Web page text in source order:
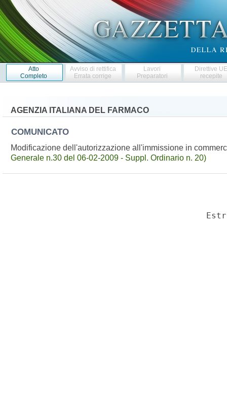
Atto
Completo
Avviso di rettifica
Errata corrige
Lavori
Preparatori
Direttive
recepite
AGENZIA ITALIANA DEL FARMACO
COMUNICATO
Modificazione dell'autorizzazione all'immissione in
Generale n.30 del 06-02-2009 - Suppl. Ordinario n. 20)